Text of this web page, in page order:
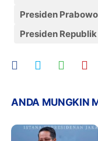
Presiden Prabowo
Presiden
ANDA MUNGKIN